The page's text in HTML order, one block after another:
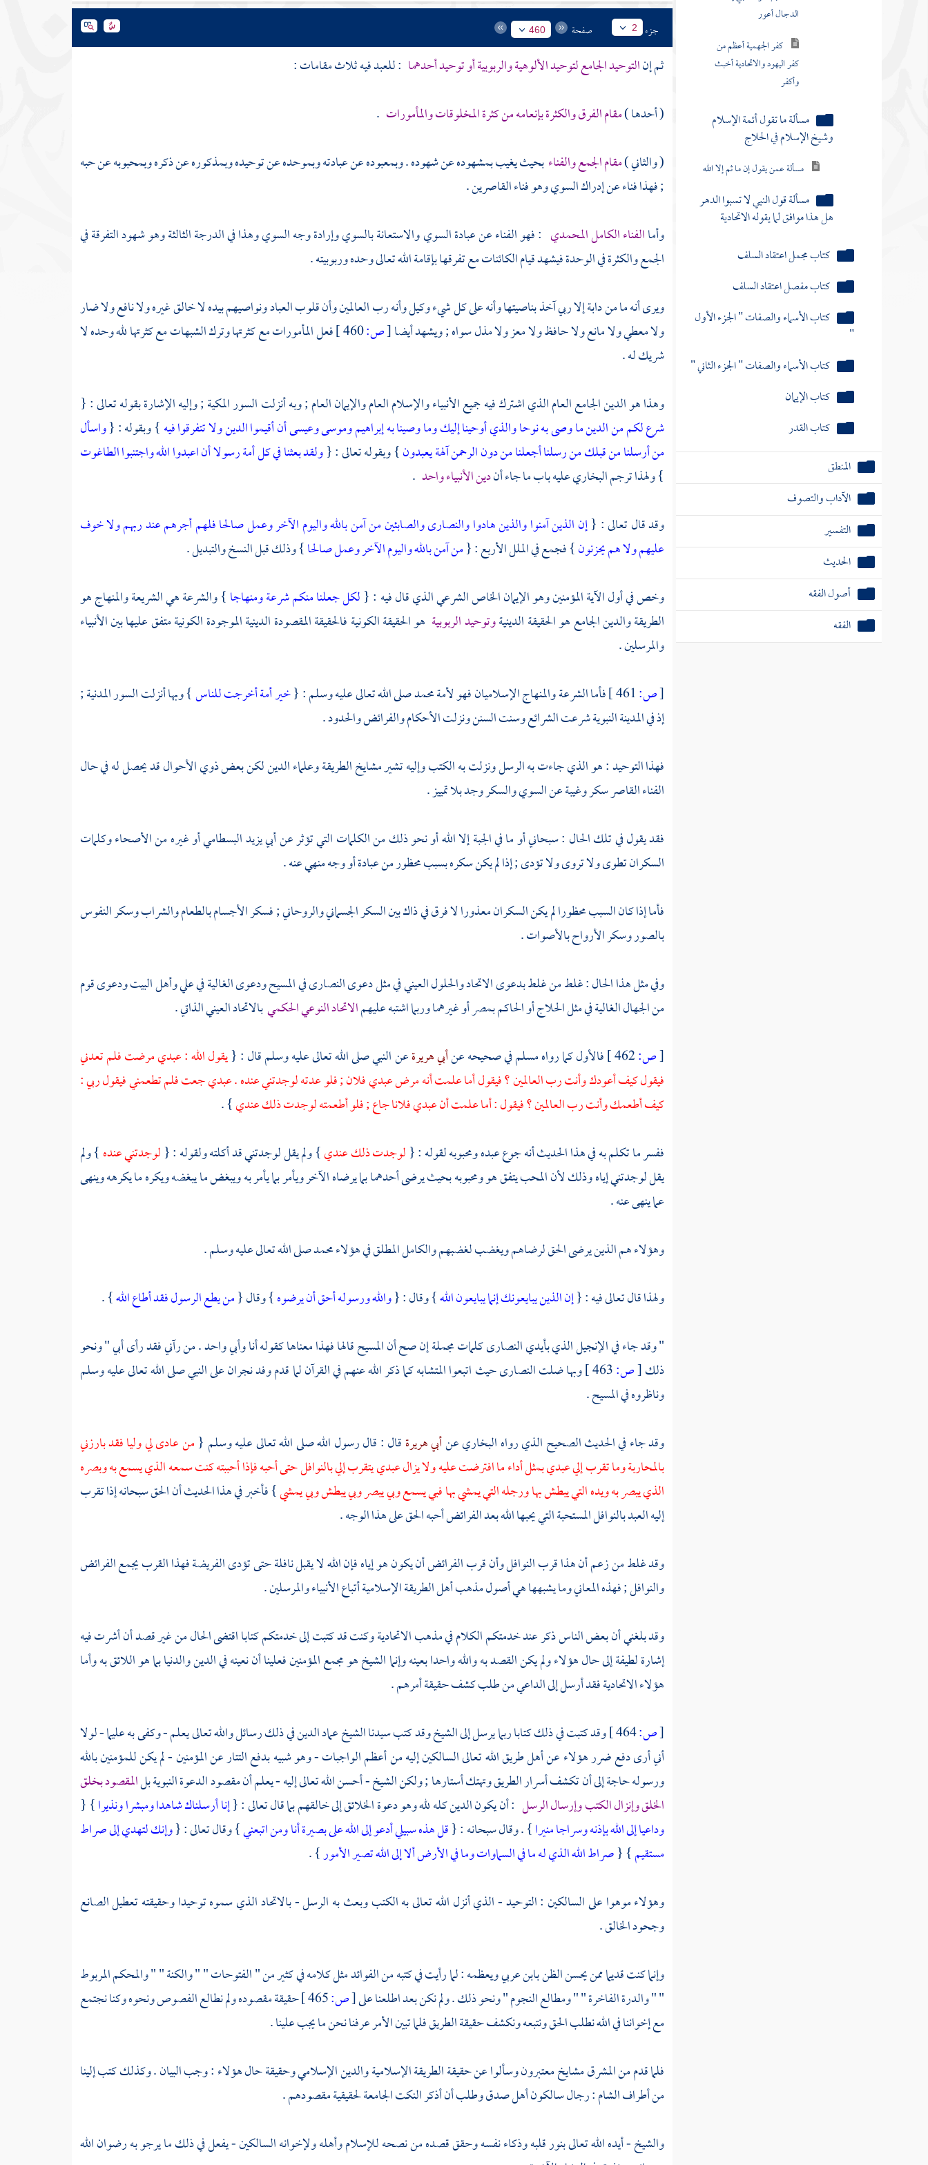
الدجال أعور
كفر الجهمية أعظم من
كفر اليهود والاتحادية أخبث
وأكفر
مسألة ما تقول أئمة الإسلام
وشيخ الإسلام في الحلاج
مسألة عمن يقول إن ما ثم إلا الله
مسألة قول النبي لا تسبوا الدهر
هل هذا موافق لما يقوله الاتحادية
كتاب مجمل اعتقاد السلف
كتاب مفصل اعتقاد السلف
كتاب الأسماء والصفات " الجزء الأول
"
كتاب الأسماء والصفات " الجزء الثاني "
كتاب الإيمان
كتاب القدر
المنطق
الآداب والتصوف
التفسير
الحديث
أصول الفقه
الفقه
جزء 2 صفحة 460
ثم إنالتوحيد الجامع لتوحيد الألوهية والربوبية أو توحيد أحدهما : للعبد فيه ثلاث مقامات :
( أحدها )مقام الفرق والكثرة بإنعامه من كثرة المخلوقات والمأمورات .
( والثاني )مقام الجمع والفناءبحيث يغيب بمشهوده عن شهوده . وبمعبوده عن عبادته وبموحده عن توحيده وبمذكوره عن ذكره وبمحبوبه عن حبه
; فهذا فناء عن إدراك السوي وهو فناء القاصرين .
وأماالفناء الكامل المحمدي : فهو الفناء عن عبادة السوي والاستعانة بالسوي وإرادة وجه السوي وهذا في الدرجة الثالثة وهو شهود التفرقة في
الجمع والكثرة في الوحدة فيشهد قيام الكائنات مع تفرقها بإقامة الله تعالى وحده وربوبيته .
ويرى أنه ما من دابة إلا ربي آخذ بناصيتها وأنه على كل شيء وكيل وأنه رب العالمين وأن قلوب العباد ونواصيهم بيده لا خالق غيره ولا نافع ولا ضار
ولا معطي ولا مانع ولا حافظ ولا معز ولا مذل سواه ; ويشهد أيضا[ص:460 ]
فعل المأمورات مع كثرتها وترك الشبهات مع كثرتها لله وحده لا
شريك له .
وهذا هو الدين الجامع العام الذي اشترك فيه جميع الأنبياء والإسلام العام والإيمان العام ; وبه أنزلت السور المكية ; وإليه الإشارة بقوله تعالى : {
شرع لكم من الدين ما وصى به نوحا والذي أوحينا إليك وما وصينا به إبراهيم وموسى وعيسى أن أقيموا الدين ولا تتفرقوا فيه} وبقوله : {واسأل
من أرسلنا من قبلك من رسلنا أجعلنا من دون الرحمن آلهة يعبدون} وبقوله تعالى : {ولقد بعثنا في كل أمة رسولا أن اعبدوا الله واجتنبوا الطاغوت
} ولهذا ترجمالبخاريعليه باب ما جاء أندين الأنبياء واحد .
وقد قال تعالى : {إن الذين آمنوا والذين هادوا والنصارى والصابئين من آمن بالله واليوم الآخر وعمل صالحا فلهم أجرهم عند ربهم ولا خوف
عليهم ولا هم يحزنون} فجمع في الملل الأربع : {من آمن بالله واليوم الآخر وعمل صالحا} وذلك قبل النسخ والتبديل .
وخص في أول الآية المؤمنين وهو الإيمان الخاص الشرعي الذي قال فيه : {لكل جعلنا منكم شرعة ومنهاجا} والشرعة هي الشريعة والمنهاج هو
الطريقة والدين الجامع هو الحقيقة الدينيةوتوحيد الربوبية هو الحقيقة الكونية فالحقيقة المقصودة الدينية الموجودة الكونية متفق عليها بين الأنبياء
والمرسلين .
[ص: فأما الشرعة والمنهاج الإسلاميان فهو لأمةمحمدصلى الله تعالى عليه وسلم : {خير أمة أخرجت للناس} وبها أنزلت السور المدنية ;
إذ فيالمدينة النبويةشرعت الشرائع وسنت السنن ونزلت الأحكام والفرائض والحدود .
فهذا التوحيد : هو الذي جاءت به الرسل ونزلت به الكتب وإليه تشير مشايخ الطريقة وعلماء الدين لكن بعض ذوي الأحوال قد يحصل له في حال
الفناء القاصر سكر وغيبة عن السوي والسكر وجد بلا تمييز .
فقد يقول في تلك الحال : سبحاني أو ما في الجبة إلا الله أو نحو ذلك من الكلمات التي تؤثر عنأبي يزيد البسطاميأو غيره من الأصحاء وكلمات
السكران تطوى ولا تروى ولا تؤدى ; إذا لم يكن سكره بسبب محظور من عبادة أو وجه منهي عنه .
فأما إذا كان السبب محظورا لم يكن السكران معذورا لا فرق في ذاك بين السكر الجسماني والروحاني ; فسكر الأجسام بالطعام والشراب وسكر النفوس
بالصور وسكر الأرواح بالأصوات .
وفي مثل هذا الحال : غلط من غلط بدعوى الاتحاد والحلول العيني في مثل دعوىالنصارىفيالمسيحودعوى الغالية فيعليوأهل البيتودعوى قوم
من الجهال الغالية في مثلالحلاجأو الحاكمبمصرأو غيرهما وربما اشتبه عليهمالاتحاد النوعي الحكميبالاتحاد العيني الذاتي .
[ص: فالأول كما رواهمسلمفي صحيحه عنأبي هريرةعن النبي صلى الله تعالى عليه وسلم قال : {يقول الله : عبدي مرضت فلم تعدني
فيقول كيف أعودك وأنت رب العالمين ؟ فيقول أما علمت أنه مرض عبدي فلان ; فلو عدته لوجدتني عنده . عبدي جعت فلم تطعمني فيقول ربي :
كيف أطعمك وأنت رب العالمين ؟ فيقول : أما علمت أن عبدي فلانا جاع ; فلو أطعمته لوجدت ذلك عندي} .
ففسر ما تكلم به في هذا الحديث أنه جوع عبده ومحبوبه لقوله : {لوجدت ذلك عندي} ولم يقل لوجدتني قد أكلته ولقوله : {لوجدتني عنده} ولم
يقل لوجدتني إياه وذلك لأن المحب يتفق هو ومحبوبه بحيث يرضى أحدهما بما يرضاه الآخر ويأمر بما يأمر به ويبغض ما يبغضه ويكره ما يكرهه وينهى
عما ينهى عنه .
وهؤلاء هم الذين يرضى الحق لرضاهم ويغضب لغضبهم والكامل المطلق في هؤلاءمحمدصلى الله تعالى عليه وسلم .
ولهذا قال تعالى فيه : {إن الذين يبايعونك إنما يبايعون الله} وقال : {والله ورسوله أحق أن يرضوه} وقال {من يطع الرسول فقد أطاع الله} .
" وقد جاء في الإنجيل الذي بأيديالنصارىكلمات مجملة إن صح أنالمسيحقالها فهذا معناها كقوله أنا وأبي واحد . من رآني فقد رأى أبي " ونحو
ذلك[ص: وبها ضلتالنصارىحيث اتبعوا المتشابه كما ذكر الله عنهم في القرآن لما قدموفدنجرانعلى النبي صلى الله تعالى عليه وسلم
وناظروه فيالمسيح.
وقد جاء في الحديث الصحيح الذي رواهالبخاريعنأبي هريرةقال : قال رسول الله صلى الله تعالى عليه وسلم {من عادى لي وليا فقد بارزني
بالمحاربة وما تقرب إلي عبدي بمثل أداء ما افترضت عليه ولا يزال عبدي يتقرب إلي بالنوافل حتى أحبه فإذا أحببته كنت سمعه الذي يسمع به وبصره
الذي يبصر به ويده التي يبطش بها ورجله التي يمشي بها فبي يسمع وبي يبصر وبي يبطش وبي يمشي} فأخبر في هذا الحديث أن الحق سبحانه إذا تقرب
إليه العبد بالنوافل المستحبة التي يحبها الله بعد الفرائض أحبه الحق على هذا الوجه .
وقد غلط من زعم أن هذا قرب النوافل وأن قرب الفرائض أن يكون هو إياه فإن الله لا يقبل نافلة حتى تؤدى الفريضة فهذا القرب يجمع الفرائض
والنوافل ; فهذه المعاني وما يشبهها هي أصول مذهب أهل الطريقة الإسلامية أتباع الأنبياء والمرسلين .
وقد بلغني أن بعض الناس ذكر عند خدمتكم الكلام في مذهبالاتحاديةوكنت قد كتبت إلى خدمتكم كتابا اقتضى الحال من غير قصد أن أشرت فيه
إشارة لطيفة إلى حال هؤلاء ولم يكن القصد به والله واحدا بعينه وإنما الشيخ هو مجمع المؤمنين فعلينا أن نعينه في الدين والدنيا بما هو اللائق به وأما
هؤلاءالاتحاديةفقد أرسل إلى الداعي من طلب كشف حقيقة أمرهم .
[ص:464 ] وقد كتبت في ذلك كتابا ربما يرسل إلى الشيخ وقد كتب سيدناالشيخ عماد الدينفي ذلك رسائل والله تعالى يعلم - وكفى به عليما - لولا
أني أرى دفع ضرر هؤلاء عن أهل طريق الله تعالى السالكين إليه من أعظم الواجبات - وهو شبيه بدفعالتتارعن المؤمنين - لم يكن للمؤمنين بالله
ورسوله حاجة إلى أن تكشف أسرار الطريق وتهتك أستارها ; ولكن الشيخ - أحسن الله تعالى إليه - يعلم أن مقصود الدعوة النبوية بلالمقصود بخلق
الخلق وإنزال الكتب وإرسال الرسل : أن يكون الدين كله لله وهو دعوة الخلائق إلى خالقهم بما قال تعالى : {إنا أرسلناك شاهدا ومبشرا ونذيرا} {
وداعيا إلى الله بإذنه وسراجا منيرا} . وقال سبحانه : {قل هذه سبيلي أدعو إلى الله على بصيرة أنا ومن اتبعني} وقال تعالى : {وإنك لتهدي إلى صراط
مستقيم} {صراط الله الذي له ما في السماوات وما في الأرض ألا إلى الله تصير الأمور} .
وهؤلاء موهوا على السالكين : التوحيد - الذي أنزل الله تعالى به الكتب وبعث به الرسل - بالاتحاد الذي سموه توحيدا وحقيقته تعطيل الصانع
وجحود الخالق .
وإنما كنت قديما ممن يحسن الظنبابن عربيويعظمه : لما رأيت في كتبه من الفوائد مثل كلامه في كثير من " الفتوحات " " والكنة " " والمحكم المربوط
" " والدرة الفاخرة " " ومطالع النجوم " ونحو ذلك . ولم نكن بعد اطلعنا على[ص:
حقيقة مقصوده ولم نطالع الفصوص ونحوه وكنا نجتمع
مع إخواننا في الله نطلب الحق ونتبعه ونكشف حقيقة الطريق فلما تبين الأمر عرفنا نحن ما يجب علينا .
فلما قدم من المشرق مشايخ معتبرون وسألوا عن حقيقة الطريقة الإسلامية والدين الإسلامي وحقيقة حال هؤلاء : وجب البيان . وكذلك كتب إلينا
من أطرافالشام: رجال سالكون أهل صدق وطلب أن أذكر النكت الجامعة لحقيقية مقصودهم .
والشيخ - أيده الله تعالى بنور قلبه وذكاء نفسه وحقق قصده من نصحه للإسلام وأهله ولإخوانه السالكين - يفعل في ذلك ما يرجو به رضوان الله